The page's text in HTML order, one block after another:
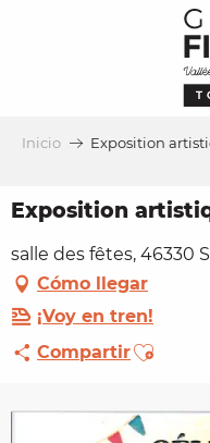
Inicio Exposition
Exposition
salle des fêtes, 46330
Cómo llegar
¡Voy en tren!
CompartirAjouter